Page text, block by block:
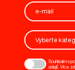
Vyberte
Souhlasím s
údajů. Více